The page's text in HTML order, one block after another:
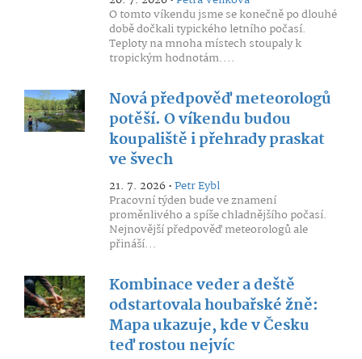
O tomto víkendu jsme se konečně po dlouhé
době dočkali typického letního počasí.
Teploty na mnoha místech stoupaly k
tropickým hodnotám....
Nová předpověď meteorologů
potěší. O víkendu budou
koupaliště i přehrady praskat
ve švech
21. 7. 2026 •Petr Eybl
Pracovní týden bude ve znamení
proměnlivého a spíše chladnějšího počasí.
Nejnovější předpověď meteorologů ale
přináší...
Kombinace veder a deště
odstartovala houbařské žně:
Mapa ukazuje, kde v Česku
teď rostou nejvíc